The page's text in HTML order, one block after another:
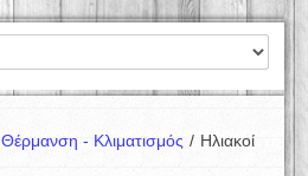
Θέρμανση - Κλιματισμός / Ηλιακοί